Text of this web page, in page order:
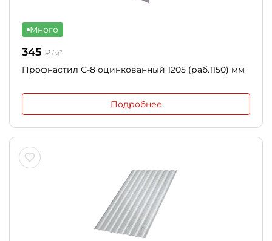
Много
345 ₽/м²
Профнастил С-8 оцинкованный 1205 (раб.1150) мм
Подробнее